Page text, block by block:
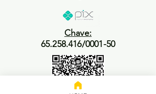
Chave:
65.258.416/0001-50